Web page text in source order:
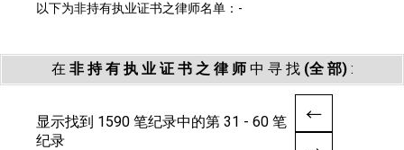
以下为非持有执业证书之律师名单：-
在 非 持 有 执 业 证 书 之 律 师中 寻 找 (全 部):
显示找到 1590 笔纪录中的第 31 - 60 笔
纪录